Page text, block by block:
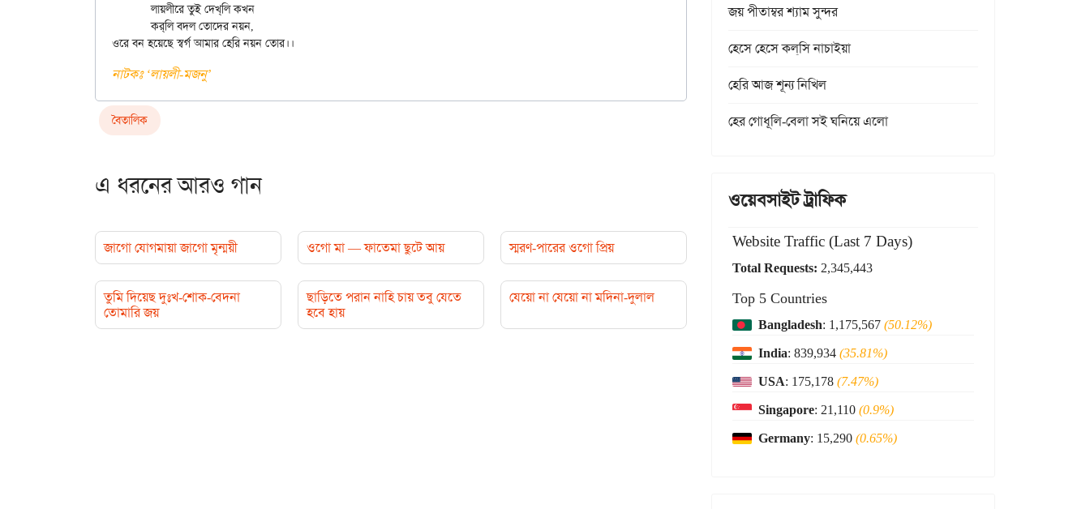
	লায়লীরে তুই দেখ্‌লি কখন
	কর্‌লি বদল তোদের নয়ন,
নাটকঃ ‘লায়লী-মজনু’
বৈতালিক
এ ধরনের আরও গান
জাগো যোগমায়া জাগো মৃন্ময়ী ওগো মা — ফাতেমা ছুটে আয় স্মরণ-পারের ওগো প্রিয়
তুমি দিয়েছ দুঃখ-শোক-বেদনা
তোমারি জয়
ছাড়িতে পরান নাহি চায় তবু যেতে
হবে হায়
যেয়ো না যেয়ো না মদিনা-দুলাল
জয় পীতাম্বর শ্যাম সুন্দর
হেসে হেসে কল্‌সি নাচাইয়া
হেরি আজ শূন্য নিখিল
হের গোধূলি-বেলা সই ঘনিয়ে এলো
ওয়েবসাইট ট্রাফিক
Website Traffic (Last 7 Days)
Total Requests: 2,345,443
Top 5 Countries
Bangladesh: 1,175,567(50.12%)
India: 839,934(35.81%)
USA: 175,178(7.47%)
Singapore: 21,110(0.9%)
Germany: 15,290(0.65%)